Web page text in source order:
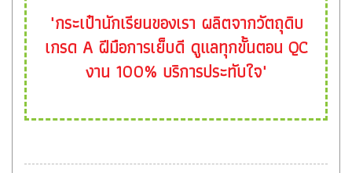
"กระเป๋านักเรียนของเรา ผลิตจากวัตถุดิบ
เกรด A ฝีมือการเย็บดี ดูแลทุกขั้นตอน QC
งาน 100% บริการประทับใจ"